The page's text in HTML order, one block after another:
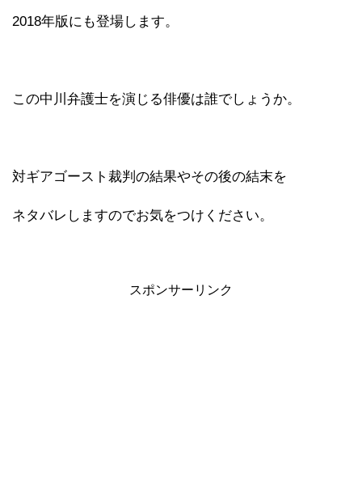
2018年版にも登場します。
この中川弁護士を演じる俳優は誰でしょうか。
対ギアゴースト裁判の結果やその後の結末を
ネタバレしますのでお気をつけください。
スポンサーリンク